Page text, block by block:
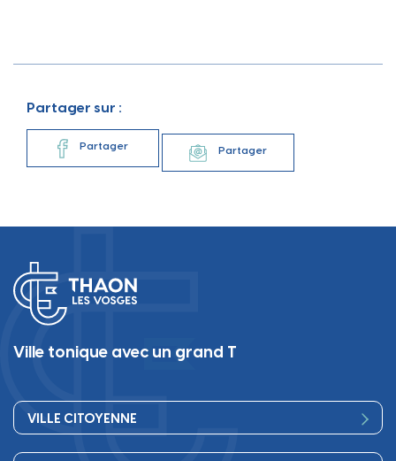
Partager sur :
Partager Partager
Ville tonique avec un grand T
VILLE CITOYENNE